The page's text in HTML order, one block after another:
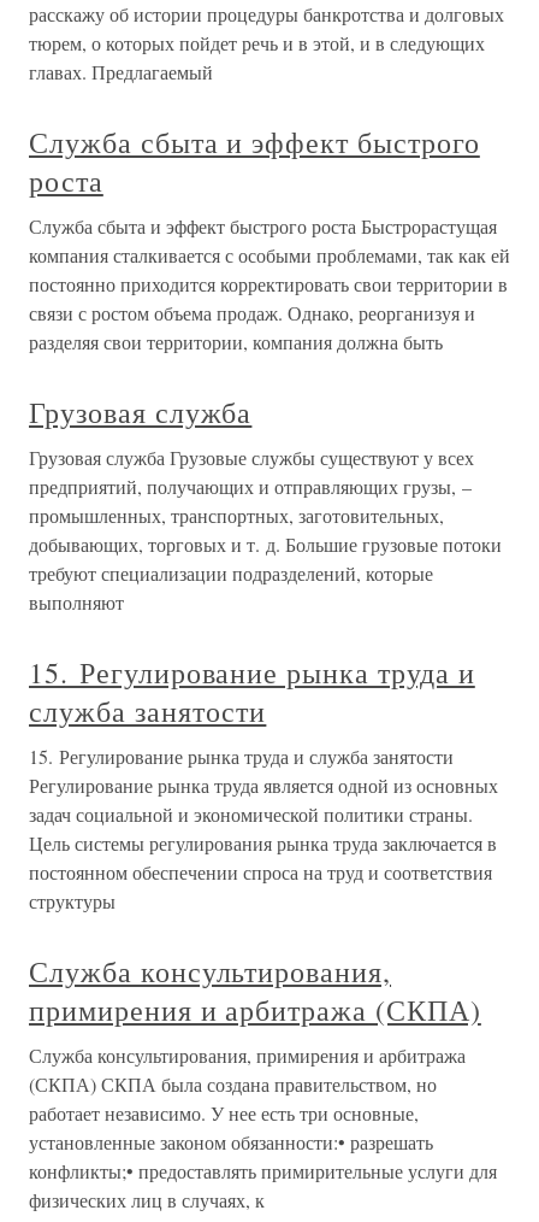
расскажу об истории процедуры банкротства и долговых
тюрем, о которых пойдет речь и в этой, и в следующих
главах. Предлагаемый
Служба сбыта и эффект быстрого
роста
Служба сбыта и эффект быстрого роста Быстрорастущая
компания сталкивается с особыми проблемами, так как ей
постоянно приходится корректировать свои территории в
связи с ростом объема продаж. Однако, реорганизуя и
разделяя свои территории, компания должна быть
Грузовая служба
Грузовая служба Грузовые службы существуют у всех
предприятий, получающих и отправляющих грузы, –
промышленных, транспортных, заготовительных,
добывающих, торговых и т. д. Большие грузовые потоки
требуют специализации подразделений, которые
выполняют
15. Регулирование рынка труда и
служба занятости
15. Регулирование рынка труда и служба занятости
Регулирование рынка труда является одной из основных
задач социальной и экономической политики страны.
Цель системы регулирования рынка труда заключается в
постоянном обеспечении спроса на труд и соответствия
структуры
Служба консультирования,
примирения и арбитража (СКПА)
Служба консультирования, примирения и арбитража
(СКПА) СКПА была создана правительством, но
работает независимо. У нее есть три основные,
установленные законом обязанности:• разрешать
конфликты;• предоставлять примирительные услуги для
физических лиц в случаях, к